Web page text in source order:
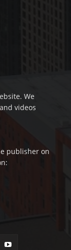
We
videos
publisher on